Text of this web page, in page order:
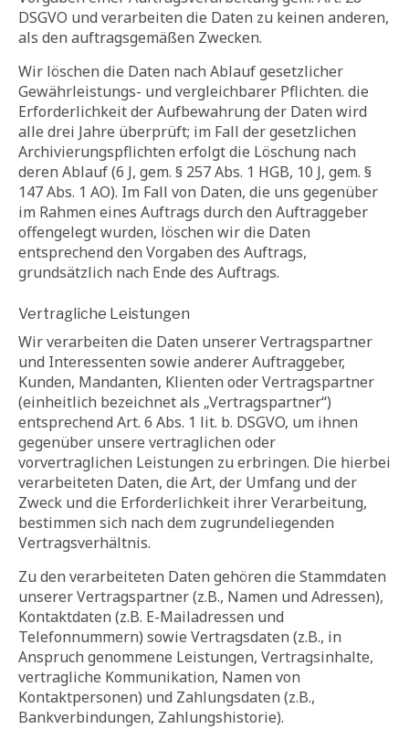
DSGVO und verarbeiten die Daten zu keinen anderen,
als den auftragsgemäßen Zwecken.
Wir löschen die Daten nach Ablauf gesetzlicher
Gewährleistungs- und vergleichbarer Pflichten. die
Erforderlichkeit der Aufbewahrung der Daten wird
alle drei Jahre überprüft; im Fall der gesetzlichen
Archivierungspflichten erfolgt die Löschung nach
deren Ablauf (6 J, gem. § 257 Abs. 1 HGB, 10 J, gem. §
147 Abs. 1 AO). Im Fall von Daten, die uns gegenüber
im Rahmen eines Auftrags durch den Auftraggeber
offengelegt wurden, löschen wir die Daten
entsprechend den Vorgaben des Auftrags,
grundsätzlich nach Ende des Auftrags.
Vertragliche Leistungen
Wir verarbeiten die Daten unserer Vertragspartner
und Interessenten sowie anderer Auftraggeber,
Kunden, Mandanten, Klienten oder Vertragspartner
(einheitlich bezeichnet als „Vertragspartner“)
entsprechend Art. 6 Abs. 1 lit. b. DSGVO, um ihnen
gegenüber unsere vertraglichen oder
vorvertraglichen Leistungen zu erbringen. Die hierbei
verarbeiteten Daten, die Art, der Umfang und der
Zweck und die Erforderlichkeit ihrer Verarbeitung,
bestimmen sich nach dem zugrundeliegenden
Vertragsverhältnis.
Zu den verarbeiteten Daten gehören die Stammdaten
unserer Vertragspartner (z.B., Namen und Adressen),
Kontaktdaten (z.B. E-Mailadressen und
Telefonnummern) sowie Vertragsdaten (z.B., in
Anspruch genommene Leistungen, Vertragsinhalte,
vertragliche Kommunikation, Namen von
Kontaktpersonen) und Zahlungsdaten (z.B.,
Bankverbindungen, Zahlungshistorie).